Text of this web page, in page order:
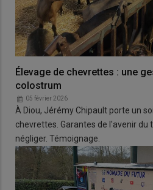
Élevage de chevrettes : une
colostrum
05 février 2026
À Diou, Jérémy Chipault porte un
chevrettes. Garantes de l'avenir du
négliger. Témoignage.